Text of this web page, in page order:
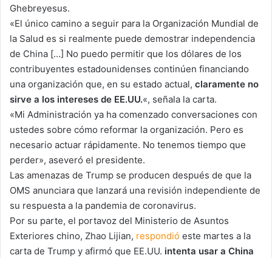
Ghebreyesus.
«El único camino a seguir para la Organización Mundial de
la Salud es si realmente puede demostrar independencia
de China […] No puedo permitir que los dólares de los
contribuyentes estadounidenses continúen financiando
una organización que, en su estado actual, claramente no
sirve a los intereses de EE.UU.«, señala la carta.
«Mi Administración ya ha comenzado conversaciones con
ustedes sobre cómo reformar la organización. Pero es
necesario actuar rápidamente. No tenemos tiempo que
perder», aseveró el presidente.
Las amenazas de Trump se producen después de que la
OMS anunciara que lanzará una revisión independiente de
su respuesta a la pandemia de coronavirus.
Por su parte, el portavoz del Ministerio de Asuntos
Exteriores chino, Zhao Lijian, respondió este martes a la
carta de Trump y afirmó que EE.UU. intenta usar a China